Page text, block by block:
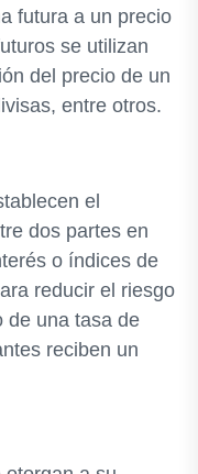
futura a un precio
se utilizan
del precio de un
entre otros.
el
dos partes en
o índices de
reducir el riesgo
de una tasa de
reciben un